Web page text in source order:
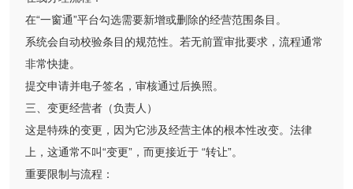
在“一窗通”平台勾选需要新增或删除的经营范围条目。
系统会自动校验条目的规范性。若无前置审批要求，流程通常
非常快捷。
提交申请并电子签名，审核通过后换照。
三、变更经营者（负责人）
这是特殊的变更，因为它涉及经营主体的根本性改变。法律
上，这通常不叫“变更”，而更接近于 “转让”。
重要限制与流程：